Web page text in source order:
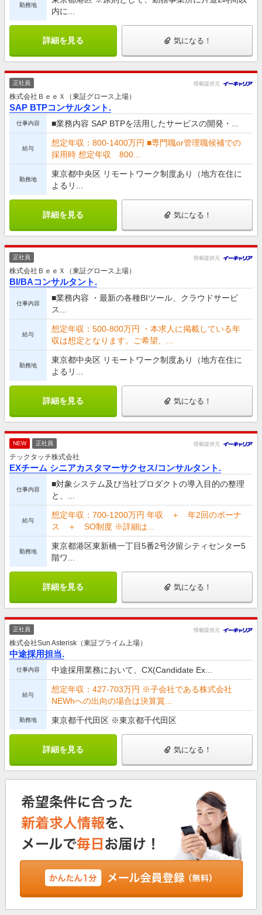
勤務地
内に...
詳細を見る 気になる！
正社員 情報提供元
株式会社ＢｅｅＸ（東証グロース上場）
SAP BTPコンサルタント.
仕事内容 ■業務内容 SAP BTPを活用したサービスの開発・...
給与
想定年収：800-1400万円 ■専門職or管理職候補での
採用時 想定年収 800...
勤務地
東京都中央区 リモートワーク制度あり（地方在住に
よるリ...
詳細を見る 気になる！
正社員 情報提供元
株式会社ＢｅｅＸ（東証グロース上場）
BI/BAコンサルタント.
仕事内容
■業務内容 ・最新の各種BIツール、クラウドサービ
ス...
給与
想定年収：500-800万円 ・本求人に掲載している年
収は想定となります。ご希望、...
勤務地
東京都中央区 リモートワーク制度あり（地方在住に
よるリ...
詳細を見る 気になる！
NEW 正社員 情報提供元
テックタッチ株式会社
EXチーム シニアカスタマーサクセス/コンサルタント.
仕事内容
■対象システム及び当社プロダクトの導入目的の整理
と、...
給与
想定年収：700-1200万円 年収 ＋ 年2回のボーナ
ス ＋ SO制度 ※詳細は...
勤務地
東京都港区東新橋一丁目5番2号汐留シティセンター5
階ワ...
詳細を見る 気になる！
正社員 情報提供元
株式会社Sun Asterisk（東証プライム上場）
中途採用担当.
仕事内容 中途採用業務において、CX(Candidate Ex...
給与
想定年収：427-703万円 ※子会社である株式会社
NEWhへの出向の場合は決算賞...
勤務地 東京都千代田区 ※東京都千代田区
詳細を見る 気になる！